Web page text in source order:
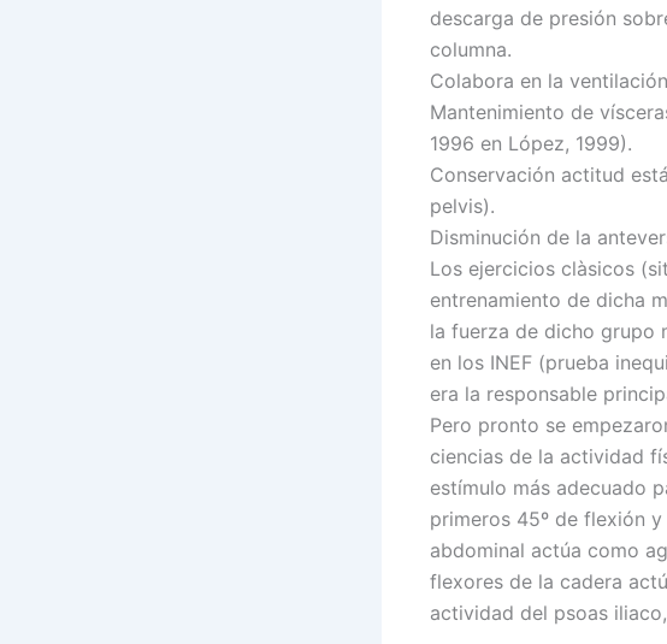
descarga de presión
columna.
Colabora en la
Mantenimiento de
1996 en López, 1999).
Conservación actitud
pelvis).
Disminución de la
Los ejercicios clàsicos
entrenamiento de dicha
la fuerza de dicho grupo
en los INEF (prueba
era la responsable
Pero pronto se
ciencias de la actividad
estímulo más adecuado
primeros 45º de flexión
abdominal actúa como
flexores de la cadera
actividad del psoas